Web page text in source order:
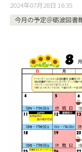
2024年07月28日 16:35
今月の予定＠砺波図書